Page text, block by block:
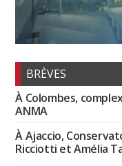
BRÈVES
À Colombes,
ANMA
À Ajaccio,
Ricciotti et Amélia